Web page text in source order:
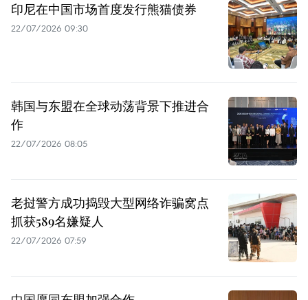
印尼在中国市场首度发行熊猫债券
22/07/2026 09:30
韩国与东盟在全球动荡背景下推进合
作
22/07/2026 08:05
老挝警方成功捣毁大型网络诈骗窝点
抓获589名嫌疑人
22/07/2026 07:59